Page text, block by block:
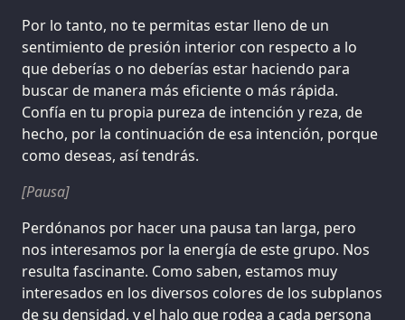
Por lo tanto, no te permitas estar lleno de un
sentimiento de presión interior con respecto a lo
que deberías o no deberías estar haciendo para
buscar de manera más eficiente o más rápida.
Confía en tu propia pureza de intención y reza, de
hecho, por la continuación de esa intención, porque
como deseas, así tendrás.
[Pausa]
Perdónanos por hacer una pausa tan larga, pero
nos interesamos por la energía de este grupo. Nos
resulta fascinante. Como saben, estamos muy
interesados en los diversos colores de los subplanos
de su densidad, y el halo que rodea a cada persona